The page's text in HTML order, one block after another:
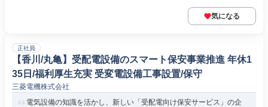
気になる
正社員
【香川/丸亀】受配電設備のスマート保安事業推進 年休1
35日/福利厚生充実 受変電設備工事設置/保守
三菱電機株式会社
電気設備の知識を活かし、新しい「受配電向け保安サービス」の企